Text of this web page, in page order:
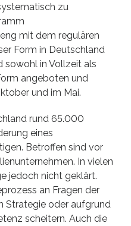
zu
mit dem regulären
Form in Deutschland
sowohl in Vollzeit als
angeboten und
und im Mai.
rund 65.000
eines
Betroffen sind vor
In vielen
jedoch nicht geklärt.
an Fragen der
Strategie oder aufgrund
scheitern. Auch die